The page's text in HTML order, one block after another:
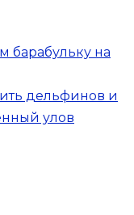
барабульку на
дельфинов и
улов